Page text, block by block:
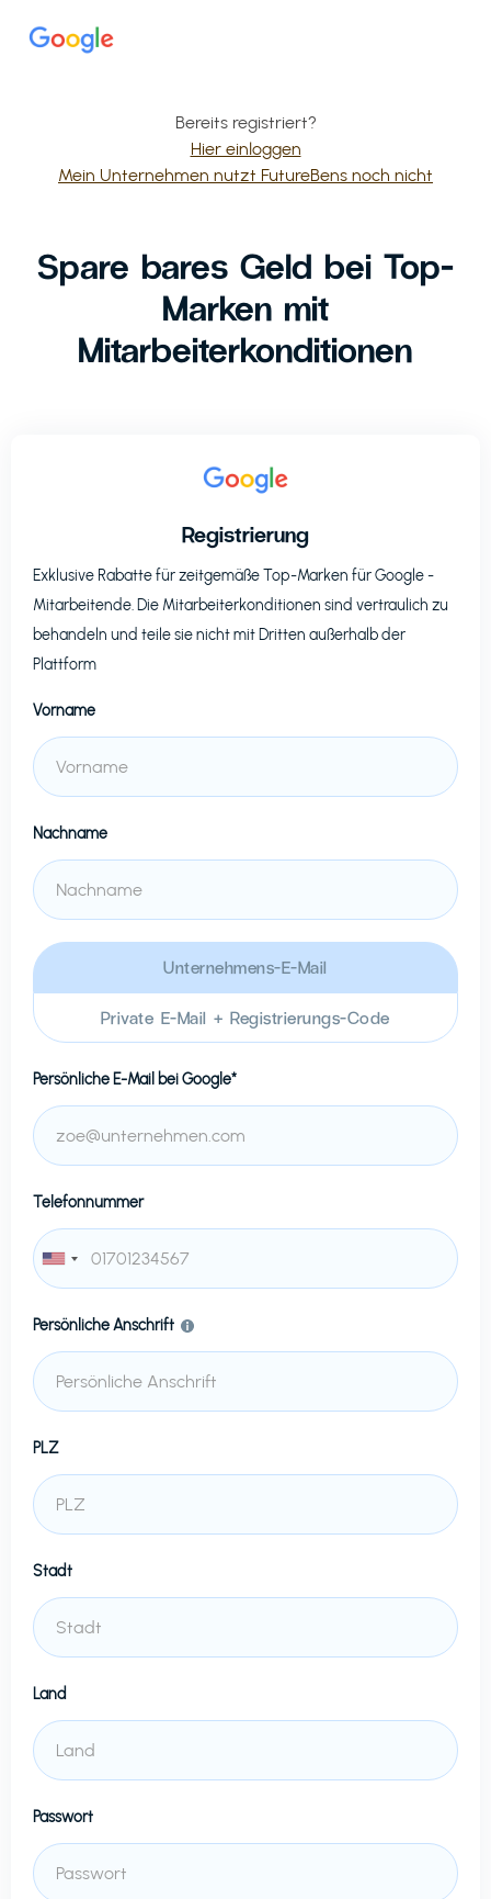
Bereits registriert?
Hier einloggen
Mein Unternehmen nutzt FutureBens noch nicht
Spare bares Geld bei Top-
Marken mit
Mitarbeiterkonditionen
Registrierung
Exklusive Rabatte für zeitgemäße Top-Marken fürGoogle-
Mitarbeitende. Die Mitarbeiterkonditionen sind vertraulich zu
behandeln und teile sie nicht mit Dritten außerhalb der
Plattform
Vorname
Nachname
Unternehmens-E-Mail
Private E-Mail + Registrierungs-Code
Persönliche E-Mail beiGoogle*
Telefonnummer
Persönliche Anschrift
PLZ
Stadt
Land
Passwort